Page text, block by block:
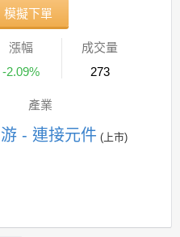
模擬下單
漲幅
-2.09%
成交量
273
產業
- 連接元件 (上市)